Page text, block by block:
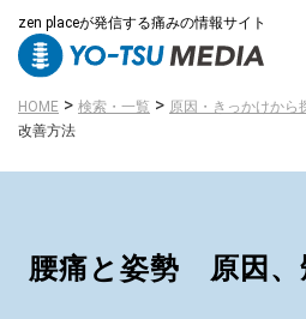
zen placeが発信する痛みの情報サイト
HOME > 検索・一覧 > 原因・きっかけから
改善方法
腰痛と姿勢 原因、